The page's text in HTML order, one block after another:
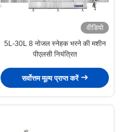
वीडियो
5L-30L 8 नोजल स्नेहक भरने की मशीन
पीएलसी नियंत्रित
सर्वोत्तम मूल्य प्राप्त करें